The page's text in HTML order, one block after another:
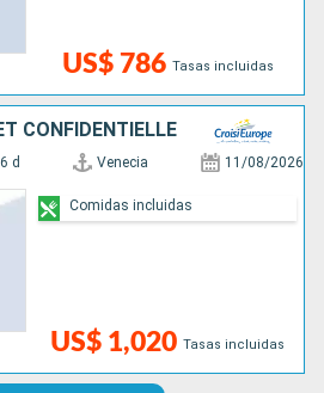
US$ 786 Tasas incluidas
CONFIDENTIELLE
6 d Venecia 11/08/2026
US$ 1,020 Tasas incluidas
Comidas incluidas